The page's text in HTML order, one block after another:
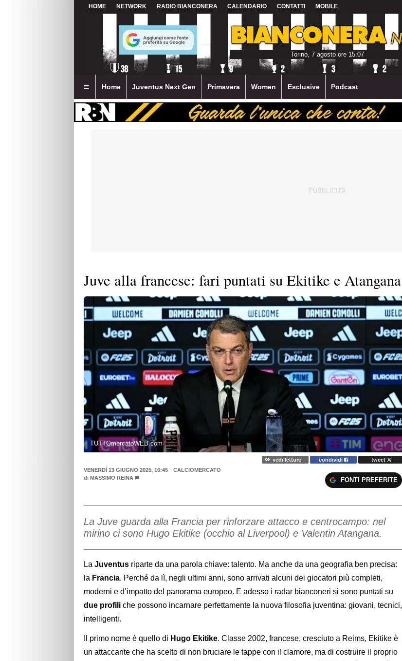
HOME NETWORK RADIO BIANCONERA CALENDARIO CONTATTI MOBILE
Torino, 7 agosto ore 15:07
Home Juventus Next Gen Primavera Women Esclusive Podcast
Juve alla francese: fari puntati su Ekitike e Atangana
TUTTOmercatoWEB.com
vedi letture condividi
tweet
VENERDÌ 13 GIUGNO 2025, 16:45
CALCIOMERCATO
di MASSIMO REINA FONTI PREFERITE
La Juve guarda alla Francia per rinforzare attacco e centrocampo: nel
mirino ci sono Hugo Ekitike (occhio al Liverpool) e Valentin Atangana.
La Juventus riparte da una parola chiave: talento. Ma anche da una geografia ben precisa:
la Francia. Perché da lì, negli ultimi anni, sono arrivati alcuni dei giocatori più completi,
moderni e d’impatto del panorama europeo. E adesso i radar bianconeri si sono puntati su
due profili che possono incarnare perfettamente la nuova filosofia juventina: giovani, tecnici,
intelligenti.
Il primo nome è quello di Hugo Ekitike. Classe 2002, francese, cresciuto a Reims, Ekitike è
un attaccante che ha scelto di non bruciare le tappe con il clamore, ma di costruire il proprio